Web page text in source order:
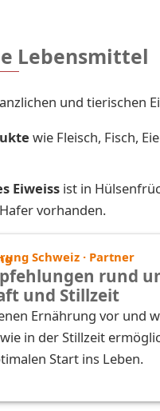
Lebensmittel
und tierischen
wie Fleisch, Fisch,
Eiweiss ist in
vorhanden.
Schweiz · Partner
rund
und Stillzeit
Ernährung vor und
in der Stillzeit
Start ins Leben.